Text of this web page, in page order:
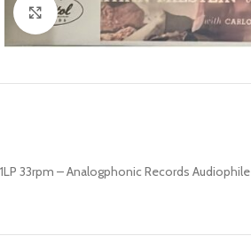
Clic para ampliar
1LP 33rpm – Analogphonic Records Audiophile